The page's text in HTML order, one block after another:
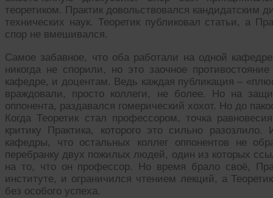
теоретиком. Практик довольствовался кандидатским
технических наук. Теоретик публиковал статьи, а
спор не вмешивался.
Самое забавное, что оба работали на одной
никогда не спорили, но это заочное
кафедре, и доцентам. Ведь каждая публикация –
враждовали, просто коллеги, не более. Но на
оппонента, раздавался гомерический хохот. Но до
Когда Теоретик стал профессором, точка
критику Практика, которого это сильно
кафедры, что остальных коллег оппонентов не
перебранку двух пожилых людей, один из которых
на то, что он профессор. Но время брало своё,
институте, и ограничился чтением лекций, а
без особого успеха.